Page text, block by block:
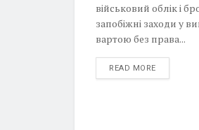
військовий облік і
запобіжні заходи у
вартою без права...
READ MOREDETAILS